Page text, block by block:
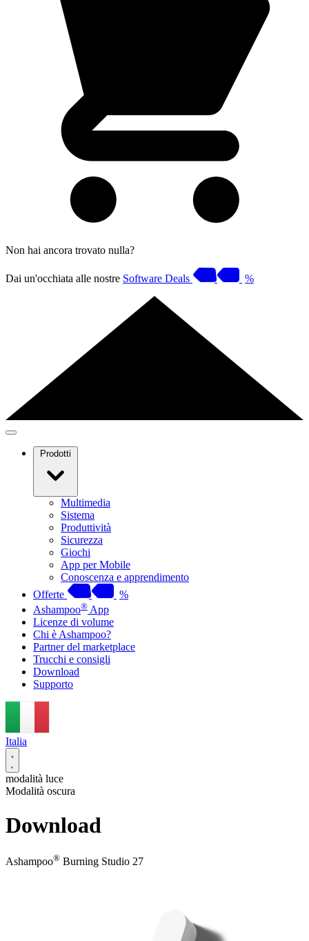
Non hai ancora trovato nulla?
Dai un'occhiata alle nostre Software Deals %
Prodotti
Multimedia
Sistema
Produttività
Sicurezza
Giochi
App per Mobile
Conoscenza e apprendimento
Offerte
%
Ashampoo® App
Licenze di volume
Chi è Ashampoo?
Partner del marketplace
Trucchi e consigli
Download
Supporto
Italia
modalità luce
Modalità oscura
Download
Ashampoo® Burning Studio 27